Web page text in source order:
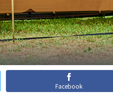
Facebook